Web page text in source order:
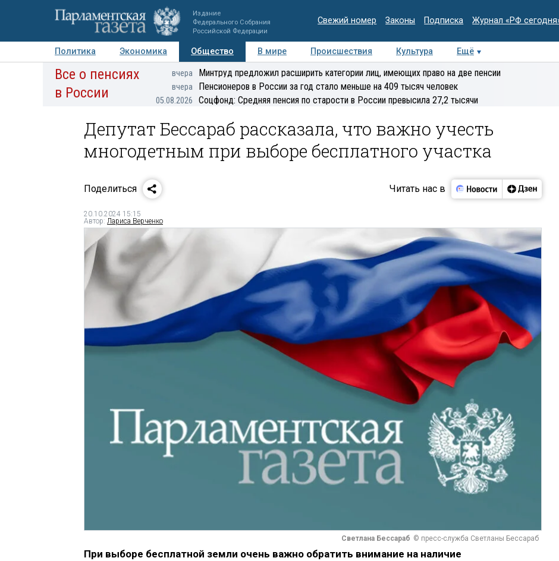
Издание
Федерального Собрания
Российской Федерации
Свежий номер Законы Подписка Журнал «РФ
Политика Экономика Общество В мире Происшествия Культура Ещё
Авторы Персоны Мнения Регионы Медиацентр Интервью Колумнисты
Деловая
Все о пенсиях
в России
вчера Минтруд предложил расширить категории лиц, имеющих право на две пенсии
вчера Пенсионеров в России за год стало меньше на 409 тысяч человек
05.08.2026 Соцфонд: Средняя пенсия по старости в России превысила 27,2 тысячи
Депутат Бессараб рассказала, что важно учесть
многодетным при выборе бесплатного участка
Поделиться Читать нас в
20.10.2024 15:15
Автор: Лариса Верченко
Светлана Бессараб © пресс-служба Светланы Бессараб
При выборе бесплатной земли очень важно обратить внимание на наличие